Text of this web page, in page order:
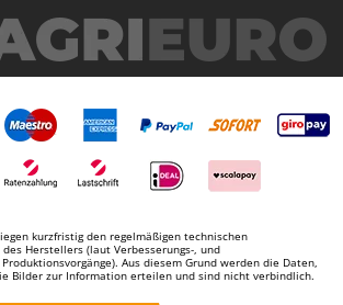
kurzfristig den regelmäßigen technischen
Herstellers (laut Verbesserungs-, und
Aus diesem Grund werden die Daten,
Bilder zur Information erteilen und sind nicht verbindlich.